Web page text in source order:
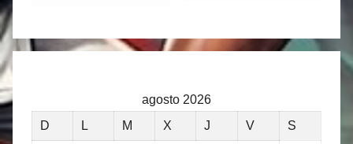
agosto 2026
D
L M X J V S